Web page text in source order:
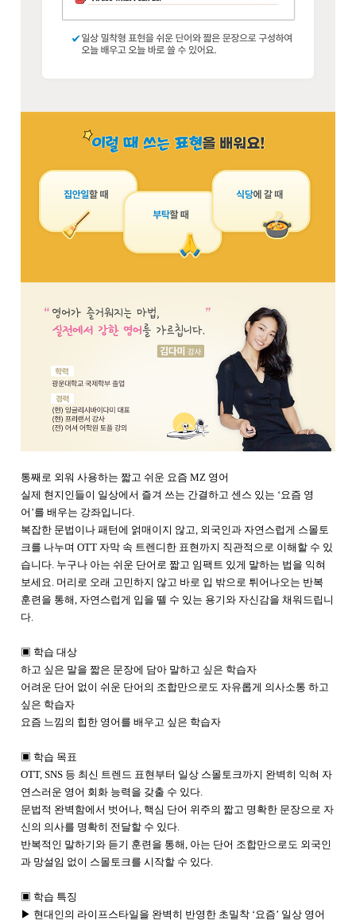
통째로 외워 사용하는 짧고 쉬운 요즘 MZ 영어
실제 현지인들이 일상에서 즐겨 쓰는 간결하고 센스 있는 ‘요즘 영
어’를 배우는 강좌입니다.
복잡한 문법이나 패턴에 얽매이지 않고, 외국인과 자연스럽게 스몰토
크를 나누며 OTT 자막 속 트렌디한 표현까지 직관적으로 이해할 수 있
습니다. 누구나 아는 쉬운 단어로 짧고 임팩트 있게 말하는 법을 익혀
보세요. 머리로 오래 고민하지 않고 바로 입 밖으로 튀어나오는 반복
훈련을 통해, 자연스럽게 입을 뗄 수 있는 용기와 자신감을 채워드립니
다.
▣ 학습 대상
하고 싶은 말을 짧은 문장에 담아 말하고 싶은 학습자
어려운 단어 없이 쉬운 단어의 조합만으로도 자유롭게 의사소통 하고
싶은 학습자
요즘 느낌의 힙한 영어를 배우고 싶은 학습자
▣ 학습 목표
OTT, SNS 등 최신 트렌드 표현부터 일상 스몰토크까지 완벽히 익혀 자
연스러운 영어 회화 능력을 갖출 수 있다.
문법적 완벽함에서 벗어나, 핵심 단어 위주의 짧고 명확한 문장으로 자
신의 의사를 명확히 전달할 수 있다.
반복적인 말하기와 듣기 훈련을 통해, 아는 단어 조합만으로도 외국인
과 망설임 없이 스몰토크를 시작할 수 있다.
▣ 학습 특징
▶ 현대인의 라이프스타일을 완벽히 반영한 초밀착 ‘요즘’ 일상 영어